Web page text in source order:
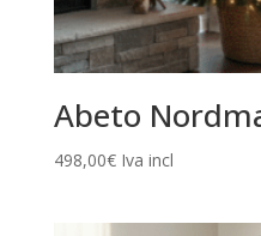
Abeto
498,00€ Iva incl